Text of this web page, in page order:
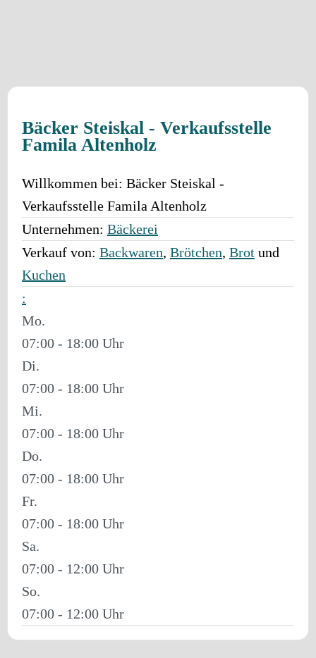
Bäcker Steiskal - Verkaufsstelle
Famila Altenholz
Willkommen bei: Bäcker Steiskal -
Verkaufsstelle Famila Altenholz
Unternehmen: Bäckerei
Verkauf von: Backwaren, Brötchen, Brot und
Kuchen
:
Mo.
07:00 - 18:00
Di.
07:00 - 18:00
Mi.
07:00 - 18:00
Do.
07:00 - 18:00
Fr.
07:00 - 18:00
Sa.
07:00 - 12:00
So.
07:00 - 12:00